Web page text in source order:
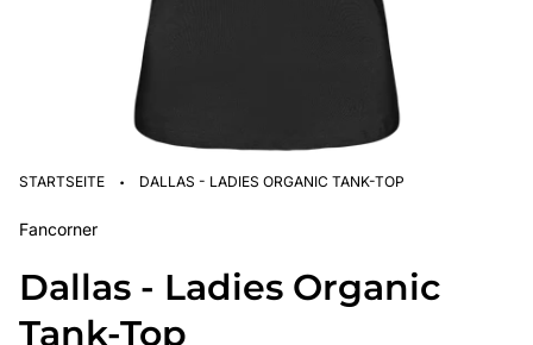
STARTSEITE · DALLAS - LADIES ORGANIC TANK-TOP
Fancorner
Dallas - Ladies Organic
Tank-Top